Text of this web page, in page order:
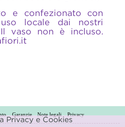
e confezionato con
locale dai nostri
vaso non è incluso.
Garanzie Note legali Privacy
Privacy e Cookies